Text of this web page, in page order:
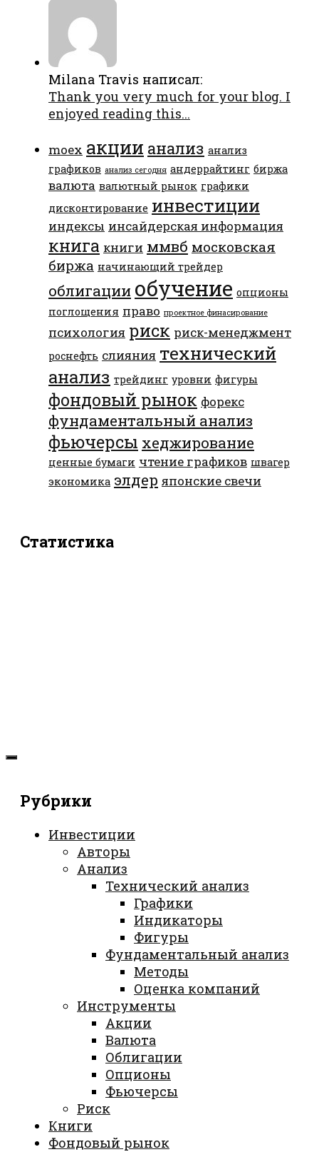
Milana Travis написал:
Thank you very much for your blog. I
enjoyed reading this...
moex акции анализ анализ
графиков анализ сегодня андеррайтинг биржа
валюта валютный рынок графики
дисконтирование инвестиции
индексы инсайдерская информация
книга книги ммвб московская
биржа начинающий трейдер
облигации обучение опционы
поглощения право проектное финасирование
психология риск риск-менеджмент
роснефть слияния технический
анализ трейдинг уровни фигуры
фондовый рынок форекс
фундаментальный анализ
фьючерсы хеджирование
ценные бумаги чтение графиков швагер
экономика элдер японские свечи
Статистика
Рубрики
Инвестиции
Авторы
Анализ
Технический анализ
Графики
Индикаторы
Фигуры
Фундаментальный анализ
Методы
Оценка компаний
Инструменты
Акции
Валюта
Облигации
Опционы
Фьючерсы
Риск
Книги
Фондовый рынок